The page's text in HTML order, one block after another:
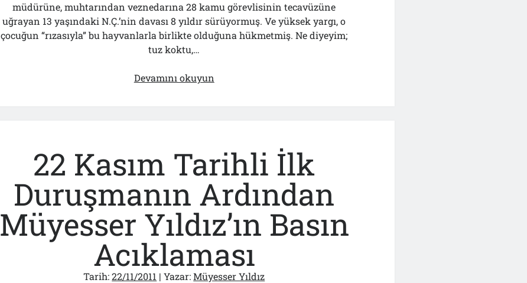
müdürüne, muhtarından veznedarına 28 kamu görevlisinin tecavüzüne
uğrayan 13 yaşındaki N.Ç.’nin davası 8 yıldır sürüyormuş. Ve yüksek yargı, o
çocuğun “rızasıyla” bu hayvanlarla birlikte olduğuna hükmetmiş. Ne diyeyim;
tuz koktu,…
Devamını okuyun
22 Kasım Tarihli İlk
Duruşmanın Ardından
Müyesser Yıldız’ın Basın
Acıklaması
Tarih:22/11/2011 | Yazar:Müyesser Yıldız